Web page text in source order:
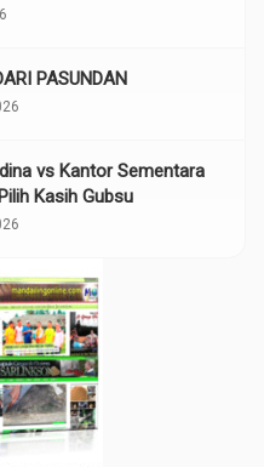
PASUNDAN
vs Kantor Sementara
Kasih Gubsu